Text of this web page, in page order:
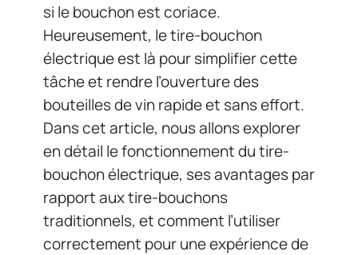
si le bouchon est coriace.
Heureusement, le tire-bouchon
électrique est là pour simplifier cette
tâche et rendre l’ouverture des
bouteilles de vin rapide et sans effort.
Dans cet article, nous allons explorer
en détail le fonctionnement du tire-
bouchon électrique, ses avantages par
rapport aux tire-bouchons
traditionnels, et comment l’utiliser
correctement pour une expérience de